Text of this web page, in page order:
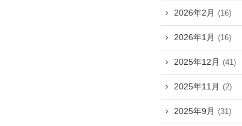
2026年2月 (16)
2026年1月 (16)
2025年12月 (41)
2025年11月 (2)
2025年9月 (31)